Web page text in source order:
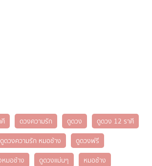
ดวงความรัก ดูดวง
ดูดวง 12 ราศี
ดูดวงความรัก หมอช้าง
ดูดวงฟรี
มอช้าง ดูดวงแม่นๆ
หมอช้าง